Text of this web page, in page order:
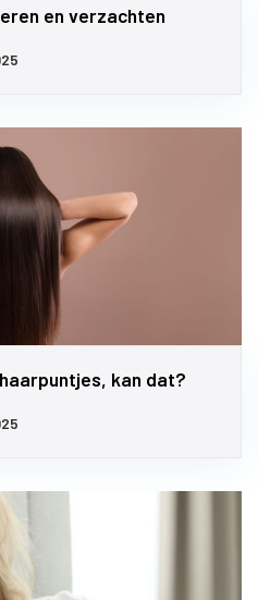
en verzachten
kan dat?